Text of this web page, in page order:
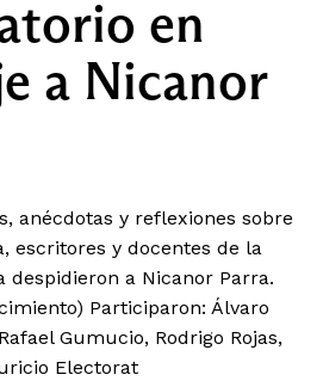
en
a Nicanor
anécdotas y reflexiones sobre
escritores y docentes de la
a Nicanor Parra.
Participaron: Álvaro
Gumucio, Rodrigo Rojas,
Electorat